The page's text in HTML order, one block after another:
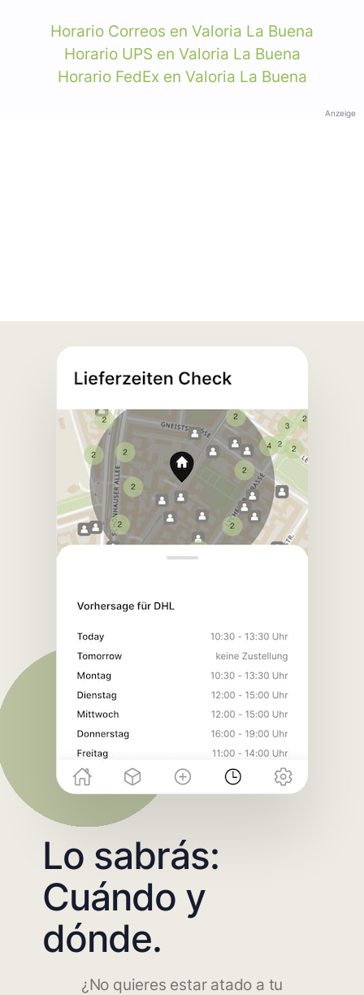
Horario Correos en Valoria La Buena
Horario UPS en Valoria La Buena
Horario FedEx en Valoria La Buena
Anzeige
Lo sabrás:
Cuándo y
dónde.
¿No quieres estar atado a tu